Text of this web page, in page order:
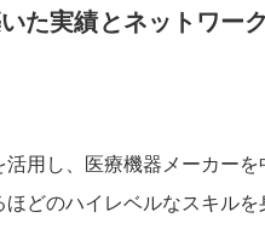
た実績とネットワー
用し、医療機器メーカー
どのハイレベルなスキルを